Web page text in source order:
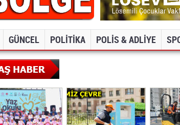
GÜNCEL POLİTİKA POLİS & ADLİYE